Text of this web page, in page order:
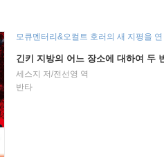
모큐멘터리&오컬트 호러의 새 지평을
긴키 지방의 어느 장소에 대하여 두
세스지 저/전선영 역
반타